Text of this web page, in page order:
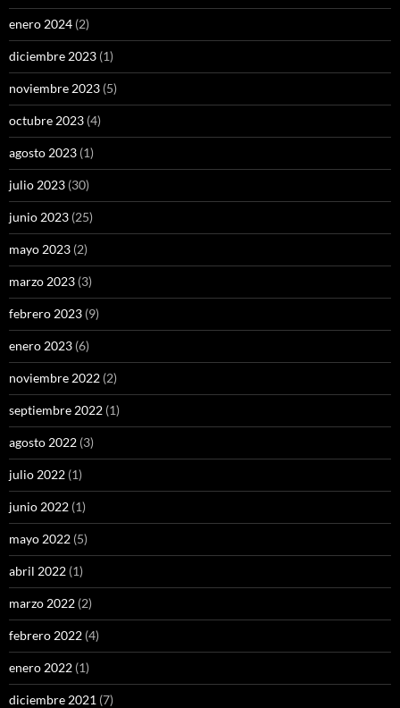
enero 2024 (2)
diciembre 2023 (1)
noviembre 2023 (5)
octubre 2023 (4)
agosto 2023 (1)
julio 2023 (30)
junio 2023 (25)
mayo 2023 (2)
marzo 2023 (3)
febrero 2023 (9)
enero 2023 (6)
noviembre 2022 (2)
septiembre 2022 (1)
agosto 2022 (3)
julio 2022 (1)
junio 2022 (1)
mayo 2022 (5)
abril 2022 (1)
marzo 2022 (2)
febrero 2022 (4)
enero 2022 (1)
diciembre 2021 (7)